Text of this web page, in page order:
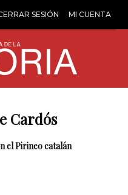
SESIÓN MI CUENTA
Cardós
el Pirineo catalán